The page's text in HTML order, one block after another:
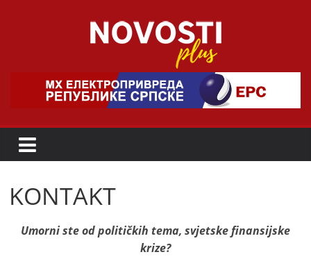
Novosti
Plus
o
t
l
KONTAKT
Umorni ste od političkih tema, svjetske finansijske
krize?